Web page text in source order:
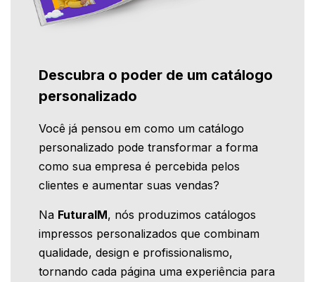
Descubra o poder de um catálogo
personalizado
Você já pensou em como um catálogo
personalizado pode transformar a forma
como sua empresa é percebida pelos
clientes e aumentar suas vendas?
Na FuturaIM, nós produzimos catálogos
impressos personalizados que combinam
qualidade, design e profissionalismo,
tornando cada página uma experiência para